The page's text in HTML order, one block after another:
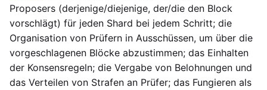
Proposers (derjenige/diejenige, der/die den Block
vorschlägt) für jeden Shard bei jedem Schritt; die
Organisation von Prüfern in Ausschüssen, um über die
vorgeschlagenen Blöcke abzustimmen; das Einhalten
der Konsensregeln; die Vergabe von Belohnungen und
das Verteilen von Strafen an Prüfer; das Fungieren als